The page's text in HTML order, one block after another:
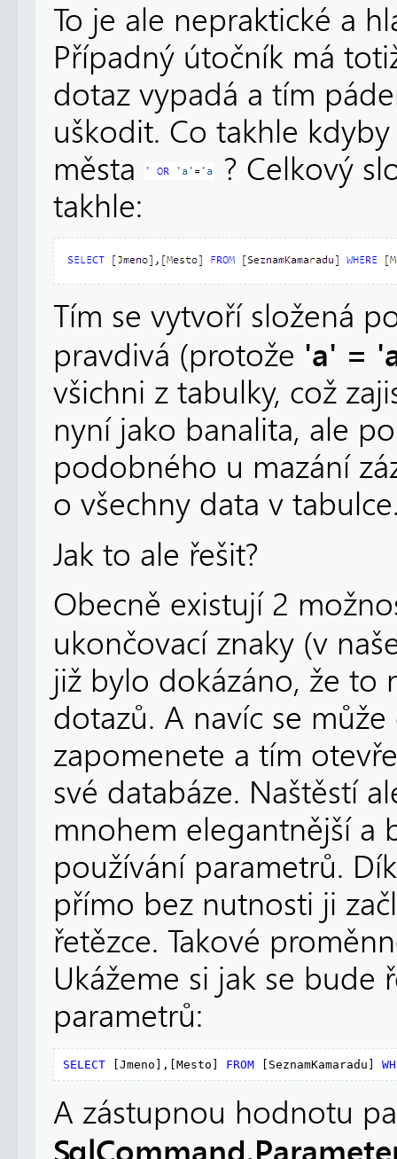
To je ale nepraktické a
Případný útočník má
dotaz vypadá a tím
uškodit. Co takhle
města
? Celkový
takhle:
Tím se vytvoří složená
pravdivá (protože 'a' =
všichni z tabulky, což
nyní jako banalita, ale
podobného u mazání
o všechny data v
Jak to ale řešit?
Obecně existují 2
ukončovací znaky (v
již bylo dokázáno, že to
dotazů. A navíc se
zapomenete a tím
své databáze. Naštěstí
mnohem elegantnější a
používání parametrů.
přímo bez nutnosti ji
řetězce. Takové
Ukážeme si jak se
parametrů:
SELECT [Jmeno],[Mesto] FROM [SeznamKamaradu]
A zástupnou hodnotu